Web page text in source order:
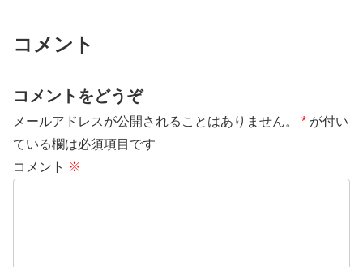
コメント
コメントをどうぞ
メールアドレスが公開されることはありません。 * が付い
ている欄は必須項目です
コメント ※